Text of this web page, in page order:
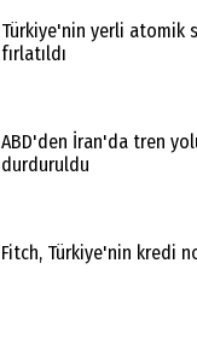
Türkiye'nin yerli atomik
fırlatıldı
ABD'den İran'da tren
durduruldu
Fitch, Türkiye'nin kredi